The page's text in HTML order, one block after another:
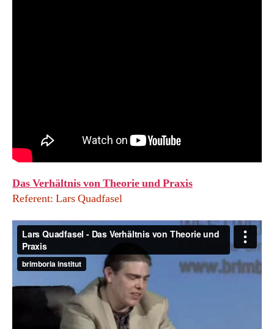
Das Verhältnis von Theorie und Praxis
Referent: Lars Quadfasel